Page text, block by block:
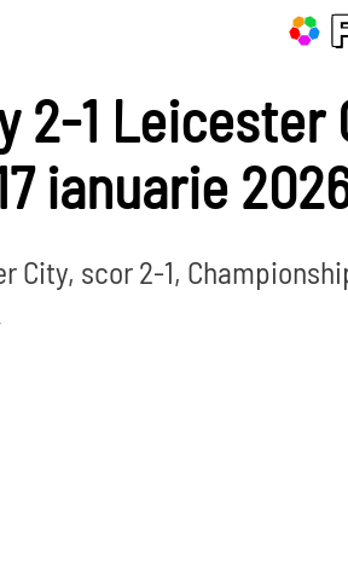
2-1 Leicester
ianuarie
City, scor 2-1,